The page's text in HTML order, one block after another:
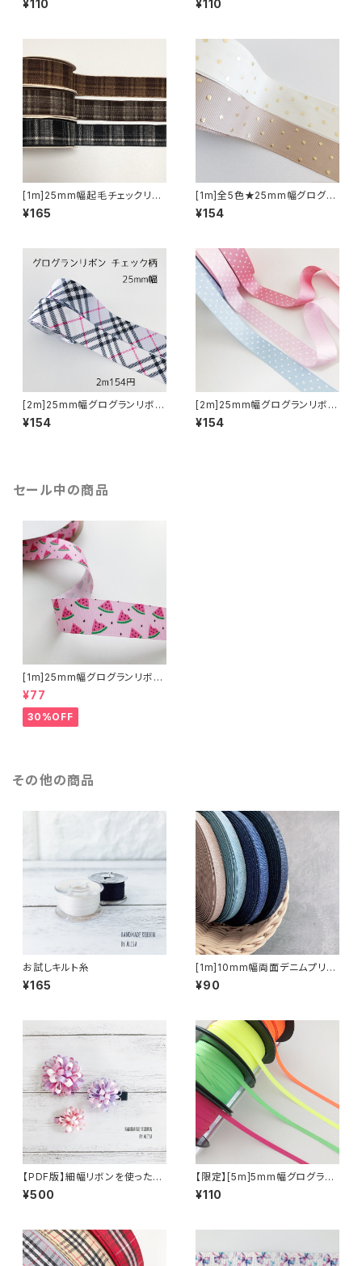
¥110 ¥110
[1m]25mm幅起毛チェックリボ
ン
¥165
[1m]全5色★25mm幅グログラ
ンリボン ゴールドドット柄
¥154
[2m]25mm幅グログランリボン
定番チェック柄
¥154
[2m]25mm幅グログランリボン
定番ドット柄
¥154
セール中の商品
[1m]25mm幅グログランリボン
ピンクすいか柄2025SS
¥77
30%OFF
その他の商品
お試しキルト糸
¥165
[1m]10mm幅両面デニムプリン
トリボン
¥90
【PDF版】細幅リボンを使ったミ
ニレシピ
¥500
【限定】[5m]5mm幅グログラン
リボン無地
¥110